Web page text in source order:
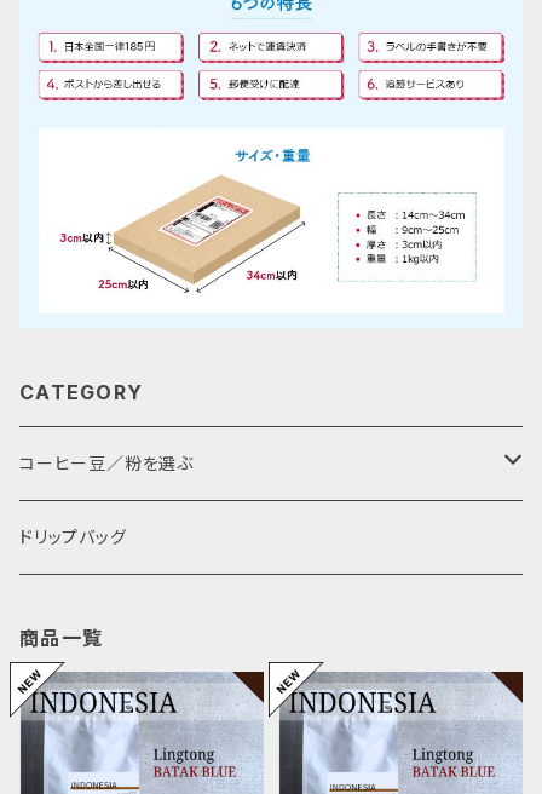
CATEGORY
コーヒー豆／粉を選ぶ
焙煎度で選ぶ
中煎り（シティロースト／ハイロースト）
浅煎り（ミディアムロースト）
バランス
フルーティ・すっきり軽め
デカフェ（カフェインレス）
トップスペシャルティ
ドリップバッグ
商品一覧